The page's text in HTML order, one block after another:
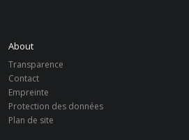
Ouganda
About
Transparence
Contact
Empreinte
Protection des données
Plan de site